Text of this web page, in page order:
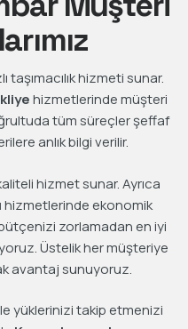
taşımacılık hizmeti sunar.
hizmetlerinde müşteri
tüm süreçler şeffaf
anlık bilgi verilir.
hizmet sunar. Ayrıca
hizmetlerinde ekonomik
zorlamadan en iyi
Üstelik her müşteriye
avantaj sunuyoruz.
yüklerinizi takip etmenizi